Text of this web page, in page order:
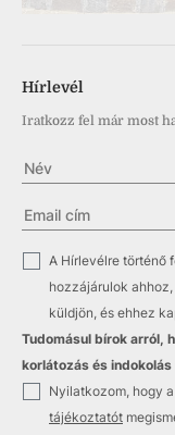
Hírlevél
Iratkozz fel már most
A Hírlevélre történő
hozzájárulok
küldjön, és ehhez
Tudomásul bírok arról,
korlátozás és
Nyilatkozom, hogy
tájékoztatót